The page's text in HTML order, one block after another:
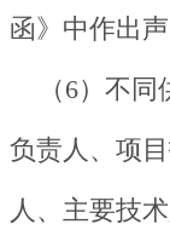
函》中作出声
（6）不同
负责人、项
人、主要技